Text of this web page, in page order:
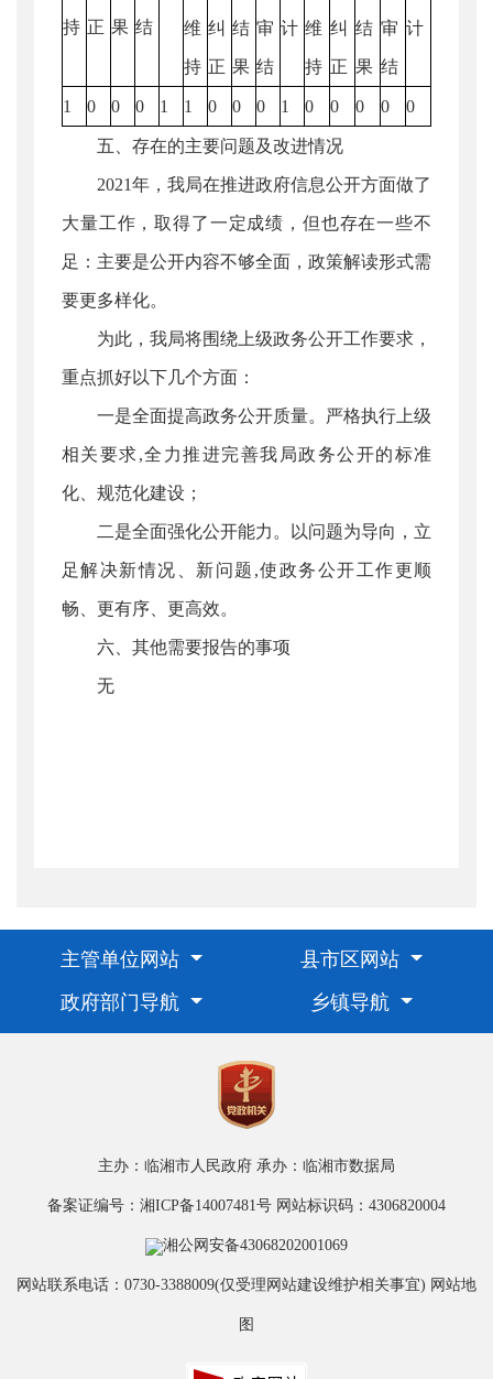
持 正 果 结 维
持
纠
正
结
果
审
结
计 维
持
纠
正
结
果
审
结
计
1 0 0 0 1 1 0 0 0 1 0 0 0 0 0
五、存在的主要问题及改进情况
2021年，我局在推进政府信息公开方面做了
大量工作，取得了一定成绩，但也存在一些不
足：主要是公开内容不够全面，政策解读形式需
要更多样化。
为此，我局将围绕上级政务公开工作要求，
重点抓好以下几个方面：
一是全面提高政务公开质量。严格执行上级
相关要求,全力推进完善我局政务公开的标准
化、规范化建设；
二是全面强化公开能力。以问题为导向，立
足解决新情况、新问题,使政务公开工作更顺
畅、更有序、更高效。
六、其他需要报告的事项
无
主管单位网站
县市区网站
政府部门导航
乡镇导航
主办：临湘市人民政府 承办：临湘市数据局
备案证编号：湘ICP备14007481号 网站标识码：4306820004
湘公网安备43068202001069
网站联系电话：0730-3388009(仅受理网站建设维护相关事宜) 网站地
图